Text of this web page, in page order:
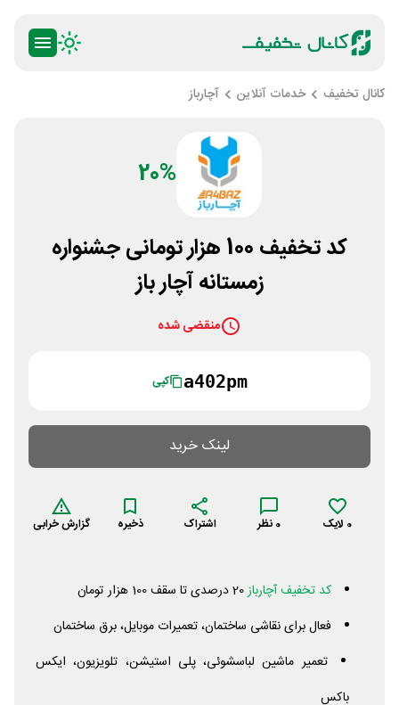
کانال تخفیف خدمات آنلاین آچارباز
20%
کد تخفیف 100 هزار تومانی جشنواره
زمستانه آچار باز
منقضی شده
a402pm کپی
لینک خرید
0 لایک 0 نظر اشتراک ذخیره گزارش خرابی
کد تخفیف آچارباز20 درصدی تا سقف 100 هزار تومان
فعال برای نقاشی ساختمان، تعمیرات موبایل، برق ساختمان
تعمیر ماشین لباسشوئی، پلی استیشن، تلویزیون، ایکس
باکس